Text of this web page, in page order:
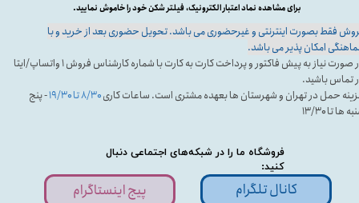
فروشگاه ما را در شبکه‌های اجتماعی دنبال
کنید:
فقط بصورت اینترنتی و غیرحضوری می باشد. تحویل حضوری بعد از خرید و با
امکان پذیر می باشد.
در صورت نیاز به پیش فاکتور و پرداخت کارت به کارت با شماره کارشناس فروش ۱ واتساپ/ایتا
تماس باشید.
حمل در تهران و شهرستان ها بعهده مشتری است. ساعات کاری۸/۳۰ تا ۱۹/۳۰
- پنج
ها تا ۱۳/۳۰
برای مشاهده نماد اعتبار الکترونیک، فیلتر شکن خود را خاموش نمایید.
پیج اینستاگرام کانال تلگرام